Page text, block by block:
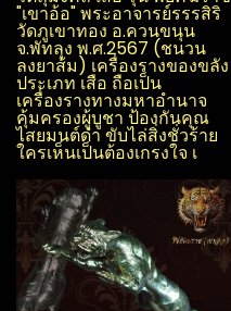
"เขาอ้อ" พระอาจารย์รรร​สิริ​
วัดภูเขาทอง อ.ควนขนุน​
จ.พัทลุง​ พ.ศ.2567 (ชนวน
ลงยาส้ม) เครื่องรางของขลัง
ประเภท เสือ ถือเป็น
เครื่องรางทางมหาอำนาจ
คุ้มครองผู้บูชา ป้องกันคุณ
ไสย​มนต์ดำ ขับไล่สิ่งชั่วร้าย
ใครเห็นเป็นต้องเกรงใจ เ